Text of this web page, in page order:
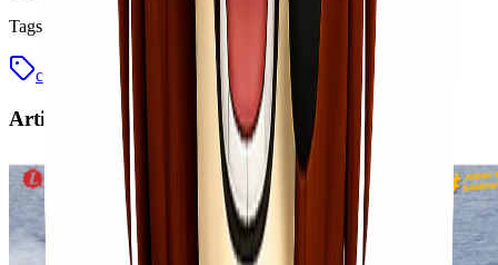
Tags
cara menghitung kilo meter satuan kubik
Artikel Terkait